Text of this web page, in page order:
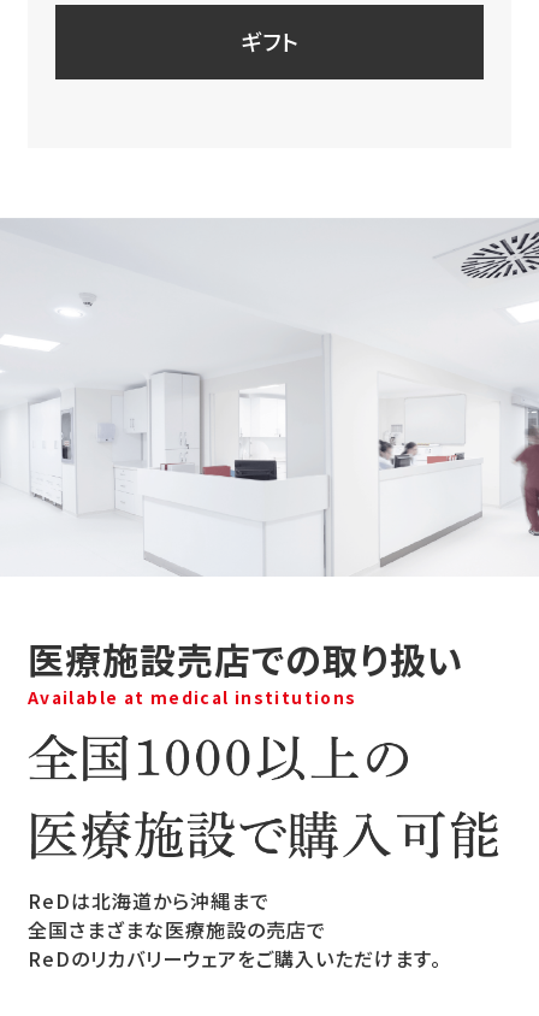
ギフト
医療施設売店での取り扱い
Available at medical institutions
ReDは北海道から沖縄まで
全国さまざまな医療施設の売店で
ReDのリカバリーウェアをご購入いただけます。